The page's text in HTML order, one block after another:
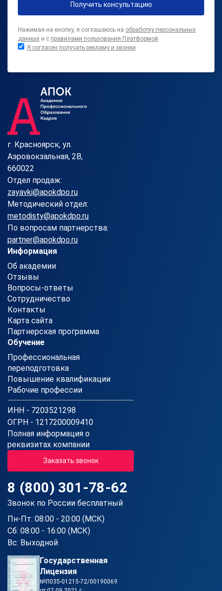
Получить консультацию
Нажимая на кнопку, я соглашаюсь на обработку персональных
данных и с правилами пользования Платформой
Я согласен получать рекламу и звонки
г. Красноярск, ул.
Аэровокзальная, 2В,
660022
Отдел продаж:
zayavki@apokdpo.ru
Методический отдел:
metodisty@apokdpo.ru
По вопросам партнерства:
partner@apokdpo.ru
Информация
Об академии
Отзывы
Вопросы-ответы
Сотрудничество
Контакты
Карта сайта
Партнерская программа
Обучение
Профессиональная
переподготовка
Повышение квалификации
Рабочие профессии
ИНН - 7203521298
ОГРН - 1217200009410
Полная информация о
реквизитах компании
Заказать звонок
8 (800) 301-78-62
Звонок по России бесплатный
Пн-Пт: 08:00 - 20:00 (МСК)
Сб: 08:00 - 16:00 (МСК)
Вс: Выходной
Государственная
Лицензия
№Л035-01215-72/00190069